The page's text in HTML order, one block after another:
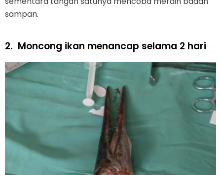
sampan.
2. Moncong ikan menancap selama 2 hari